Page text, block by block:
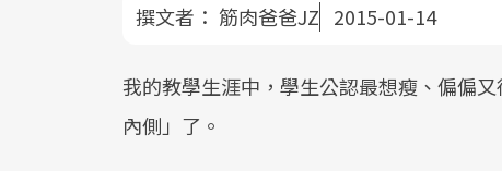
撰文者： 筋肉爸爸JZ 2015-01-14
我的教學生涯中，學生公認最想瘦、偏偏
內側」了。